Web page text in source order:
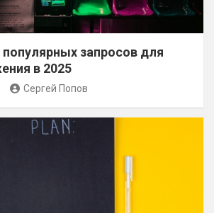
запросов для
в 2025
Сергей Попов